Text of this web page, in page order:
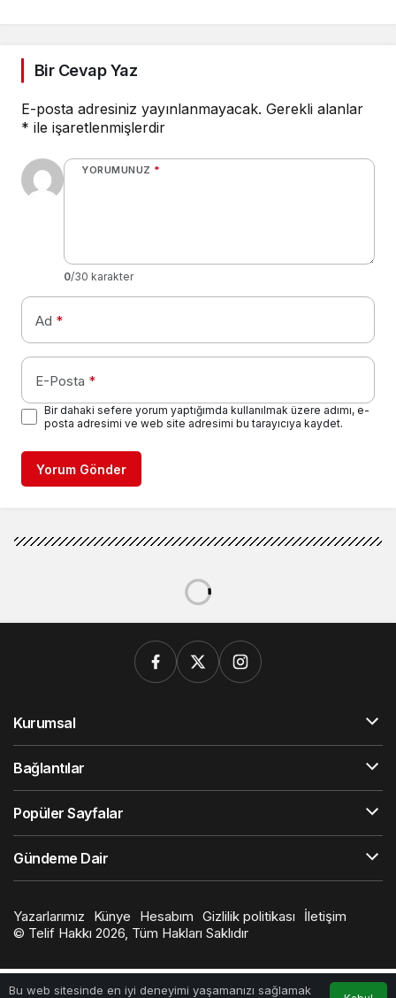
Bir Cevap Yaz
E-posta adresiniz yayınlanmayacak. Gerekli alanlar
* ile işaretlenmişlerdir
YORUMUNUZ *
0/30 karakter
Ad *
E-Posta *
Bir dahaki sefere yorum yaptığımda kullanılmak üzere adımı, e-
posta adresimi ve web site adresimi bu tarayıcıya kaydet.
Yorum Gönder
Bu web sitesinde en iyi deneyimi yaşamanızı sağlamak
Kurumsal
Bağlantılar
Popüler Sayfalar
Gündeme Dair
Yazarlarımız Künye Hesabım Gizlilik politikası
İletişim
© Telif Hakkı 2026, Tüm Hakları Saklıdır